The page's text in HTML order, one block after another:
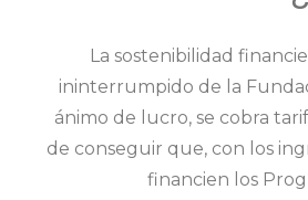
La sostenibilidad
ininterrumpido de la
ánimo de lucro, se cobra
de conseguir que, con los
financien los